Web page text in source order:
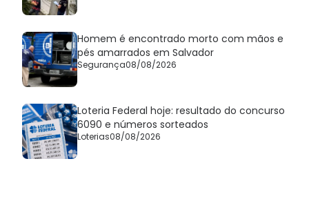
Homem é encontrado morto com mãos e
pés amarrados em Salvador
Segurança08/08/2026
Loteria Federal hoje: resultado do concurso
6090 e números sorteados
Loterias08/08/2026